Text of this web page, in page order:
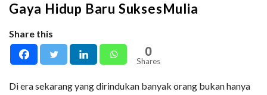
Gaya Hidup Baru SuksesMulia
Share this
0
Shares
Di era sekarang yang dirindukan banyak orang bukan hanya